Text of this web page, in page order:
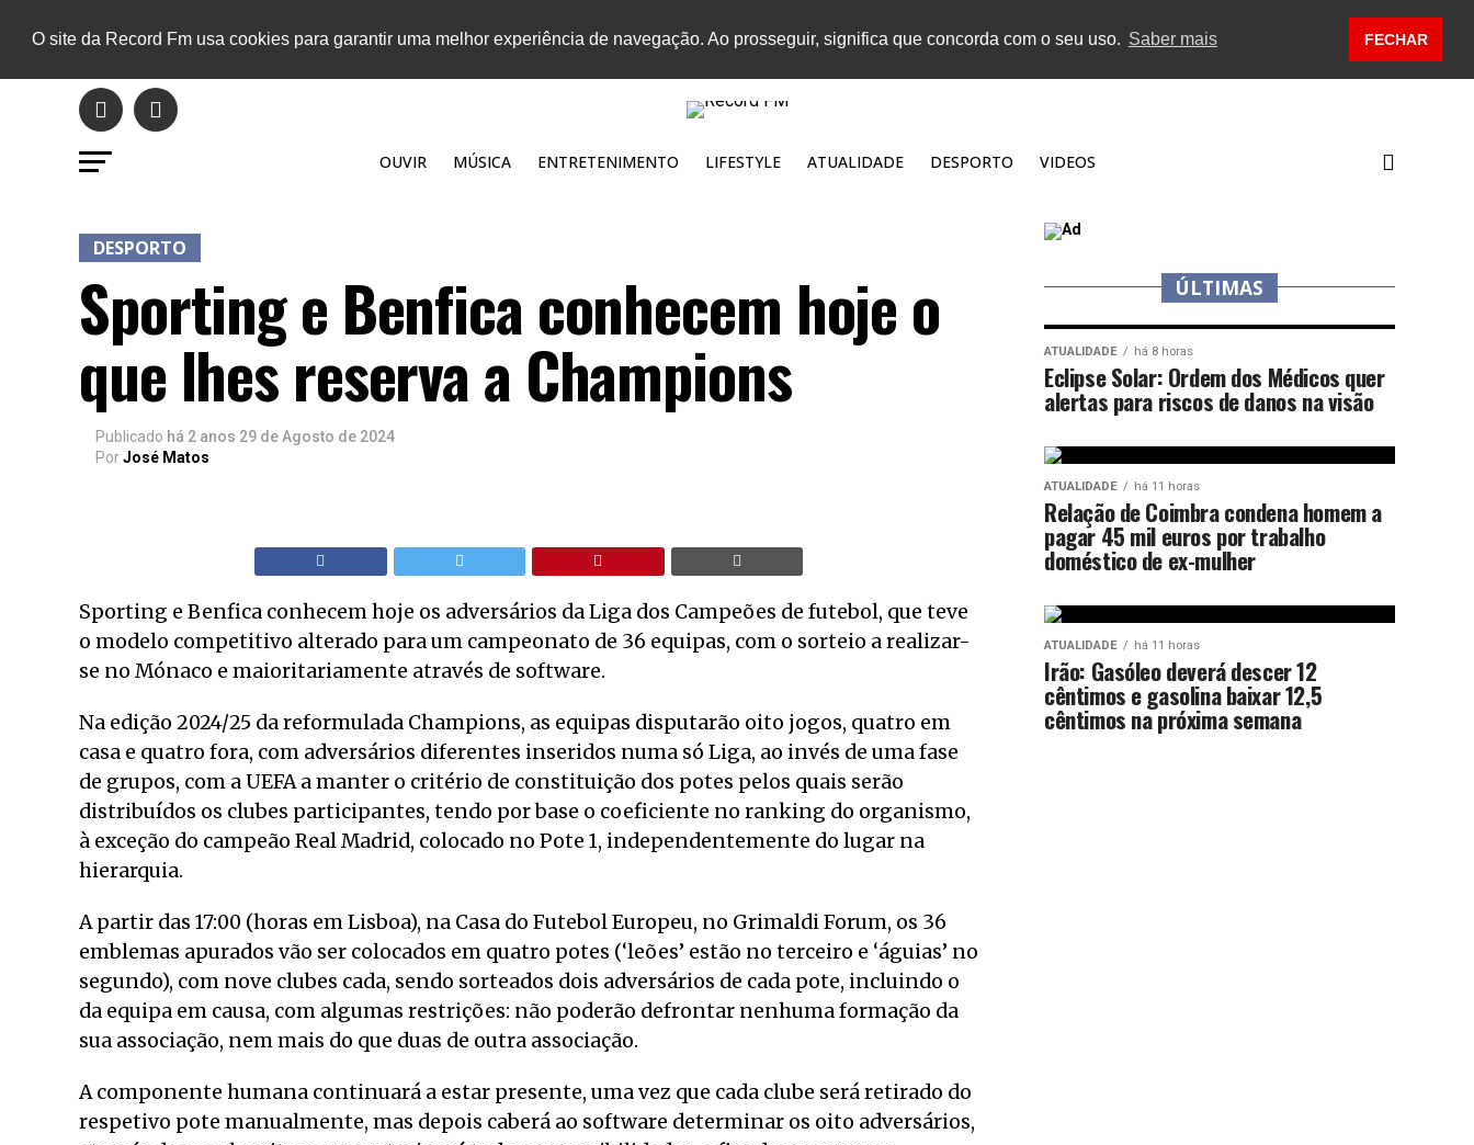
O site da Record Fm usa cookies para garantir uma melhor experiência de navegação. Ao prosseguir, significa que concorda com o seu uso. Saber mais FECHAR
OUVIR MÚSICA ENTRETENIMENTO LIFESTYLE ATUALIDADE DESPORTO VIDEOS
DESPORTO
Sporting e Benfica conhecem hoje o
que lhes reserva a Champions
Publicado há 2 anos 29 de Agosto de 2024
PorJosé Matos
Sporting e Benfica conhecem hoje os adversários da Liga dos Campeões de futebol, que teve
o modelo competitivo alterado para um campeonato de 36 equipas, com o sorteio a realizar-
se no Mónaco e maioritariamente através de software.
Na edição 2024/25 da reformulada Champions, as equipas disputarão oito jogos, quatro em
casa e quatro fora, com adversários diferentes inseridos numa só Liga, ao invés de uma fase
de grupos, com a UEFA a manter o critério de constituição dos potes pelos quais serão
distribuídos os clubes participantes, tendo por base o coeficiente no ranking do organismo,
à exceção do campeão Real Madrid, colocado no Pote 1, independentemente do lugar na
hierarquia.
A partir das 17:00 (horas em Lisboa), na Casa do Futebol Europeu, no Grimaldi Forum, os 36
emblemas apurados vão ser colocados em quatro potes (‘leões’ estão no terceiro e ‘águias’ no
segundo), com nove clubes cada, sendo sorteados dois adversários de cada pote, incluindo o
da equipa em causa, com algumas restrições: não poderão defrontar nenhuma formação da
sua associação, nem mais do que duas de outra associação.
A componente humana continuará a estar presente, uma vez que cada clube será retirado do
respetivo pote manualmente, mas depois caberá ao software determinar os oito adversários,
ÚLTIMAS
ATUALIDADE há 8 horas
Eclipse Solar: Ordem dos Médicos quer
alertas para riscos de danos na visão
ATUALIDADE há 11 horas
Relação de Coimbra condena homem a
pagar 45 mil euros por trabalho
doméstico de ex-mulher
ATUALIDADE há 11 horas
Irão: Gasóleo deverá descer 12
cêntimos e gasolina baixar 12,5
cêntimos na próxima semana